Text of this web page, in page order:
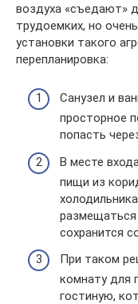
воздуха «съедают»
трудоемких, но
установки такого
перепланировка:
Санузел и
просторное
попасть
В месте
пищи из
размещаться
сохранится
При таком
комнату для
гостиную,